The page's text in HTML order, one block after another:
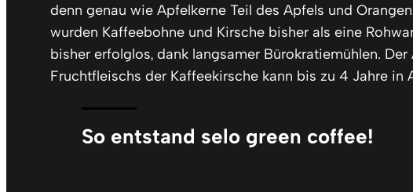
denn genau wie Apfelkerne Teil des Apfels und
wurden Kaffeebohne und Kirsche bisher als eine
bisher erfolglos, dank langsamer Bürokratiemühlen.
Fruchtfleischs der Kaffeekirsche kann bis zu 4 Jahre in
So entstand selo green coffee!